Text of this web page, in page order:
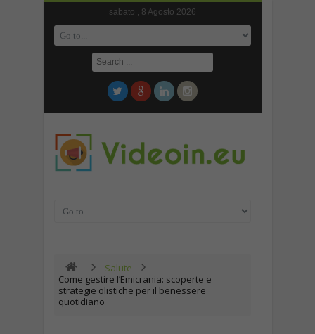
sabato , 8 Agosto 2026
Salute
Come gestire l’Emicrania: scoperte e
strategie olistiche per il benessere
quotidiano